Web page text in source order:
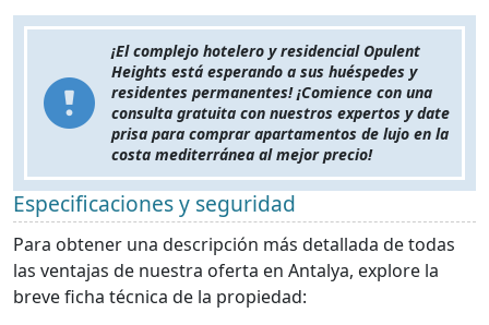
¡El complejo hotelero y residencial Opulent
Heights está esperando a sus huéspedes y
residentes permanentes! ¡Comience con una
consulta gratuita con nuestros expertos y date
prisa para comprar apartamentos de lujo en la
costa mediterránea al mejor precio!
Especificaciones y seguridad
Para obtener una descripción más detallada de todas
las ventajas de nuestra oferta en Antalya, explore la
breve ficha técnica de la propiedad: